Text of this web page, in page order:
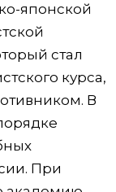
японской
стал
курса,
В
При